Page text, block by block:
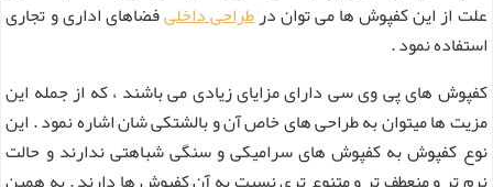
علت از این کفپوش ها می توان درطراحی داخلیفضاهای اداری و تجاری
استفاده نمود .
کفپوش های پی وی سی دارای مزایای زیادی می باشند ، که از جمله این
مزیت ها میتوان به طراحی های خاص آن و بالشتکی شان اشاره نمود . این
نوع کفپوش به کفپوش های سرامیکی و سنگی شباهتی ندارند و حالت